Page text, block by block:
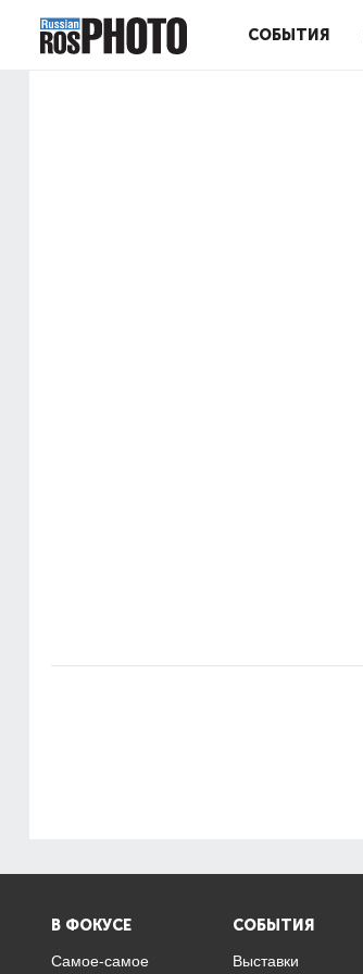
СОБЫТИЯ
В ФОКУСЕ
Самое-самое
СОБЫТИЯ
Выставки